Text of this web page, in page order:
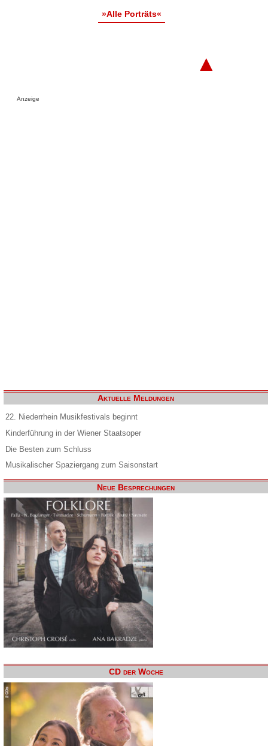
»Alle Porträts«
▲
Anzeige
Aktuelle Meldungen
22. Niederrhein Musikfestivals beginnt
Kinderführung in der Wiener Staatsoper
Die Besten zum Schluss
Musikalischer Spaziergang zum Saisonstart
Neue Besprechungen
CD der Woche